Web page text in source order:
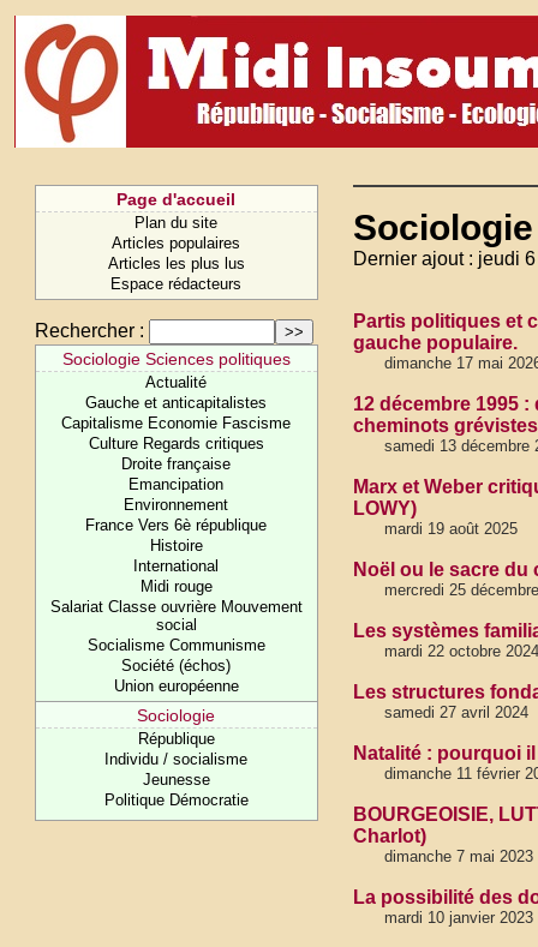
Page d'accueil
Plan du site
Articles populaires
Articles les plus lus
Espace rédacteurs
Rechercher :
Sociologie Sciences politiques
Actualité
Gauche et anticapitalistes
Capitalisme Economie Fascisme
Culture Regards critiques
Droite française
Emancipation
Environnement
France Vers 6è république
Histoire
International
Midi rouge
Salariat Classe ouvrière Mouvement
social
Socialisme Communisme
Société (échos)
Union européenne
Sociologie
République
Individu / socialisme
Jeunesse
Politique Démocratie
Sociologie
Dernier ajout : jeudi
Partis politiques et
gauche populaire.
dimanche 17 mai
12 décembre 1995
cheminots grévistes
samedi 13 décembre
Marx et Weber
LOWY)
mardi 19 août 2025
Noël ou le sacre du
mercredi 25
Les systèmes
mardi 22 octobre
Les structures
samedi 27 avril 2024
Natalité : pourquoi
dimanche 11 février
BOURGEOISIE,
Charlot)
dimanche 7 mai 2023
La possibilité des
mardi 10 janvier 2023